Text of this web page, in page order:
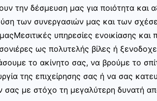
την δέσμευση μας για ποιότητα και
των συνεργασιών μας και των
υπηρεσίες ενοικίασης
ως πολυτελής βίλες ή
το ακίνητο σας, να βρούμε το
της επιχείρησης σας ή να σας
με στόχο τη μεγαλύτερη δυνατή